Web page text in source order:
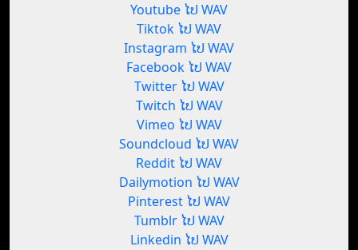
Youtube ໄປ WAV
Tiktok ໄປ WAV
Instagram ໄປ WAV
Facebook ໄປ WAV
Twitter ໄປ WAV
Twitch ໄປ WAV
Vimeo ໄປ WAV
Soundcloud ໄປ WAV
Reddit ໄປ WAV
Dailymotion ໄປ WAV
Pinterest ໄປ WAV
Tumblr ໄປ WAV
Linkedin ໄປ WAV